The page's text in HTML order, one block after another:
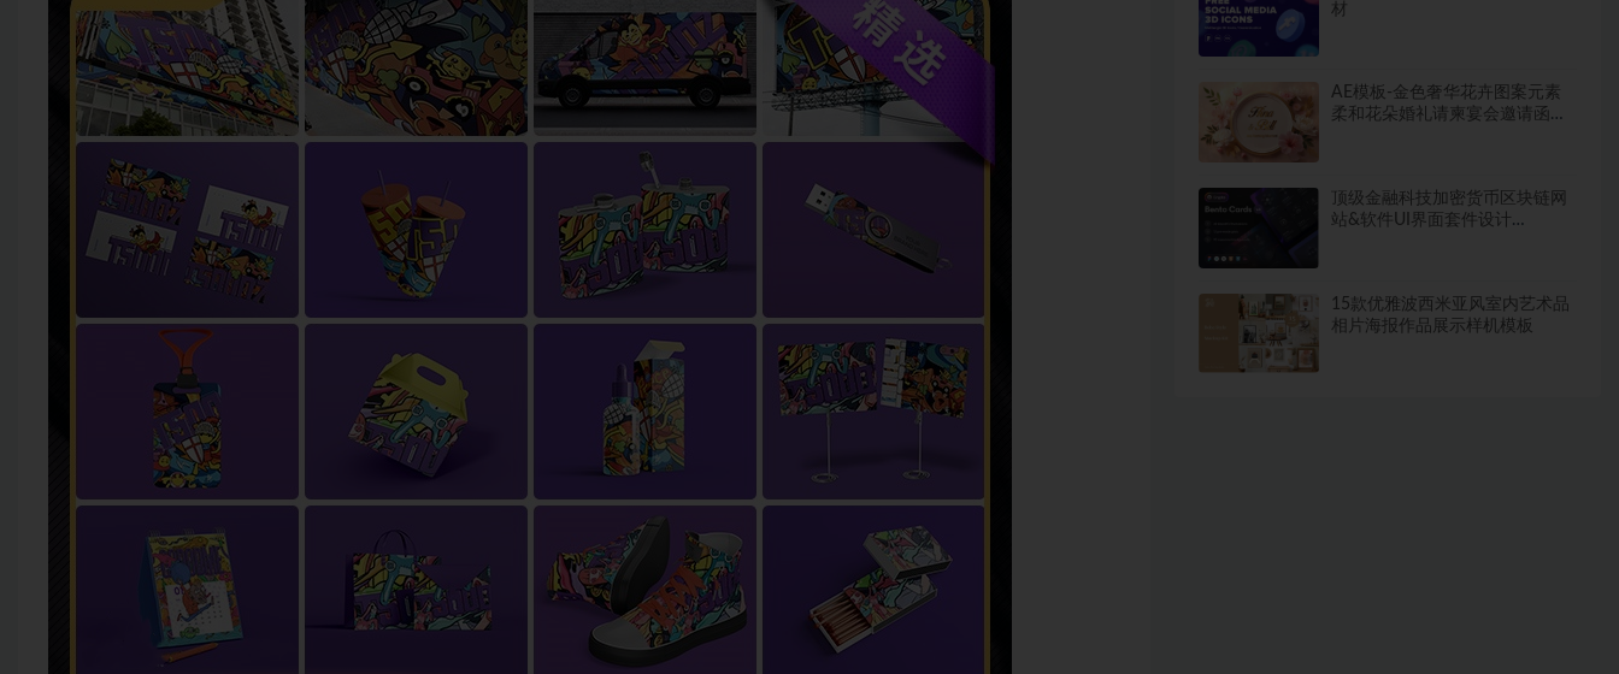
材
AE模板-金色奢华花卉图案元素
柔和花朵婚礼请柬宴会邀请函动
顶级金融科技加密货币区块链网
站&软件UI界面套件设计
15款优雅波西米亚风室内艺术品
相片海报作品展示样机模板